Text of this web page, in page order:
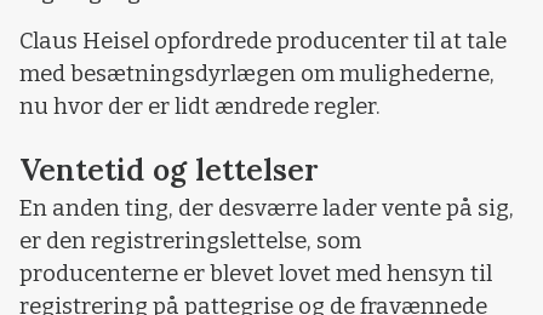
Claus Heisel opfordrede producenter til at tale
med besætningsdyrlægen om mulighederne,
nu hvor der er lidt ændrede regler.
Ventetid og lettelser
En anden ting, der desværre lader vente på sig,
er den registreringslettelse, som
producenterne er blevet lovet med hensyn til
registrering på pattegrise og de fravænnede